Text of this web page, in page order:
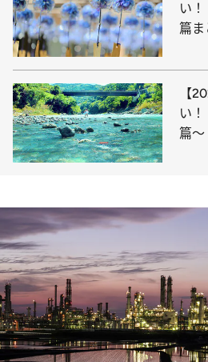
い
篇ま
【
い
篇～